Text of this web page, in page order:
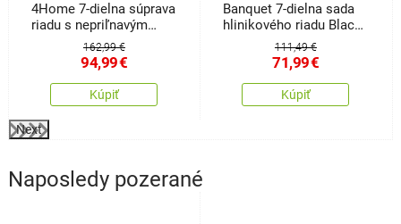
4Home 7-dielna súprava
riadu s nepriľnavým
povrchom Titanium
162,99 €
94,99€
Kúpiť
Banquet 7-dielna sada
hlinikového riadu Black
111,49 €
71,99€
Kúpiť
Next
Naposledy pozerané